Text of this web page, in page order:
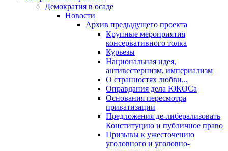
Демократия в осаде
Новости
Архив предыдущего проекта
Крупные мероприятия
консервативного толка
Курьезы
Национальная идея,
антивестернизм, империализм
О странностях любви...
Оправдания дела ЮКОСа
Основания пересмотра
приватизации
Предложения де-либерализовать
Конституцию и публичное право
Призывы к ужесточению
уголовного и уголовно-